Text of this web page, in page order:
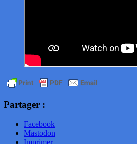
Partager :
Facebook
Mastodon
Imprimer